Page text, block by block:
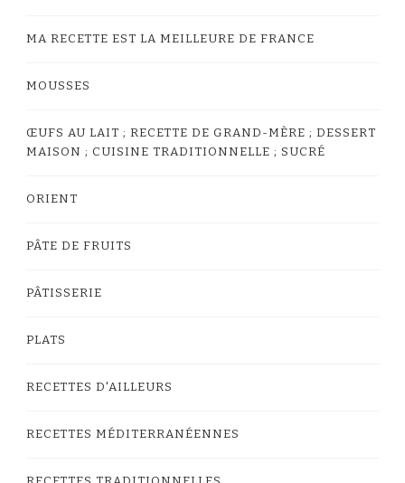
MA RECETTE EST LA MEILLEURE DE FRANCE
MOUSSES
ŒUFS AU LAIT ; RECETTE DE GRAND-MÈRE ; DESSERT
MAISON ; CUISINE TRADITIONNELLE ; SUCRÉ
ORIENT
PÂTE DE FRUITS
PÂTISSERIE
PLATS
RECETTES D'AILLEURS
RECETTES MÉDITERRANÉENNES